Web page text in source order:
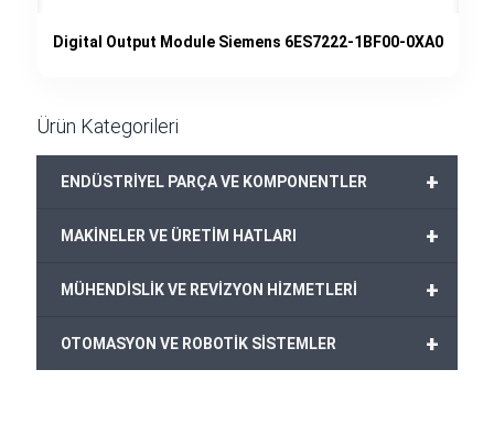
Digital Output Module Siemens 6ES7222-1BF00-0XA0
Ürün Kategorileri
+
ENDÜSTRİYEL PARÇA VE KOMPONENTLER
+
MAKİNELER VE ÜRETİM HATLARI
+
MÜHENDİSLİK VE REVİZYON HİZMETLERİ
+
OTOMASYON VE ROBOTİK SİSTEMLER